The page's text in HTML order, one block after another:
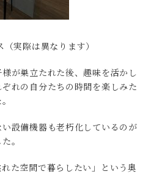
（実際は異なります）
が巣立たれた後、趣味を活かし
れの自分たちの時間を楽しみた
設備機器も老朽化しているのが
。
れた空間で暮らしたい」という奥